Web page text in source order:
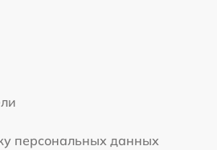
персональных данных